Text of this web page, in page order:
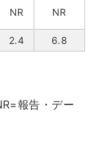
NR NR
2.4 6.8
報告・デー